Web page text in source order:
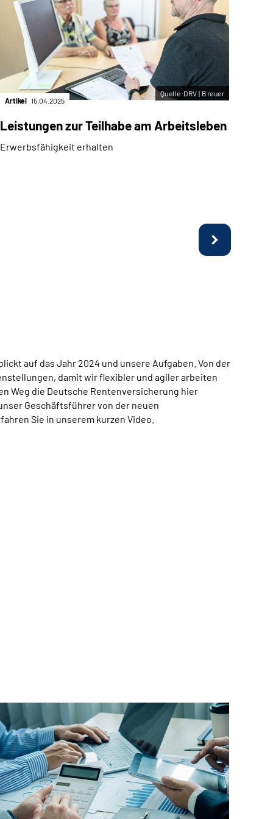
Artikel 15.04.2025
Leistungen zur Teilhabe am Arbeitsleben
Erwerbsfähigkeit erhalten
Quelle:DRV | Breuer
auf das Jahr 2024 und unsere Aufgaben. Von der
damit wir flexibler und agiler arbeiten
Weg die Deutsche Rentenversicherung hier
Geschäftsführer von der neuen
Sie in unserem kurzen Video.